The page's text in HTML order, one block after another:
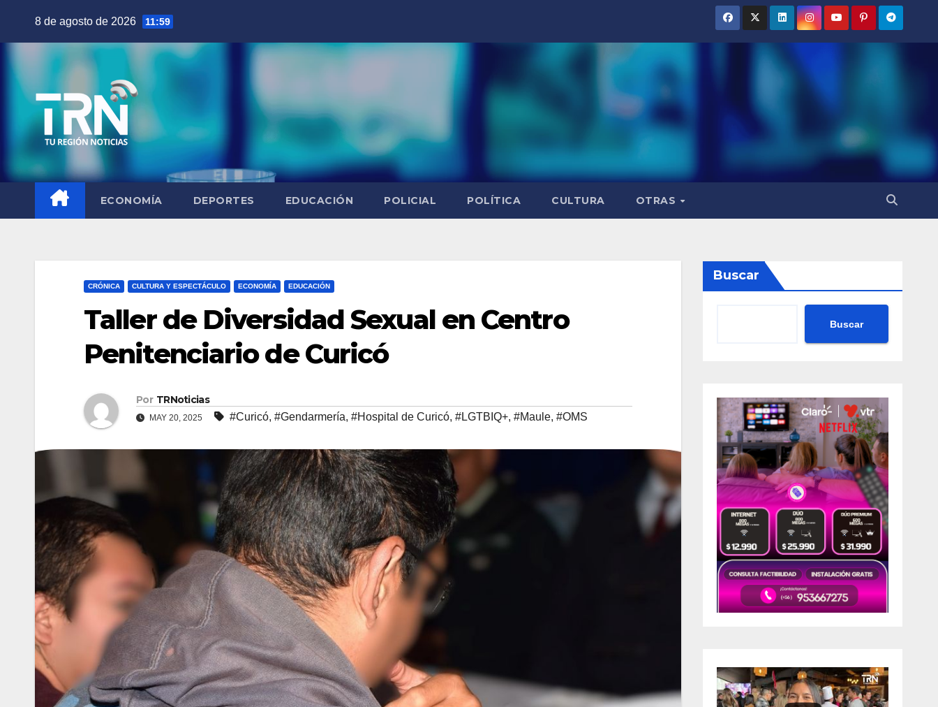
8 de agosto de 2026 11:59
ECONOMÍA DEPORTES EDUCACIÓN POLICIAL POLÍTICA CULTURA OTRAS
CRÓNICA CULTURA Y ESPECTÁCULO ECONOMÍA EDUCACIÓN
Taller de Diversidad Sexual en Centro
Penitenciario de Curicó
Por TRNoticias
MAY 20, 2025 #Curicó, #Gendarmería, #Hospital de Curicó, #LGTBIQ+, #Maule, #OMS
Buscar
Buscar